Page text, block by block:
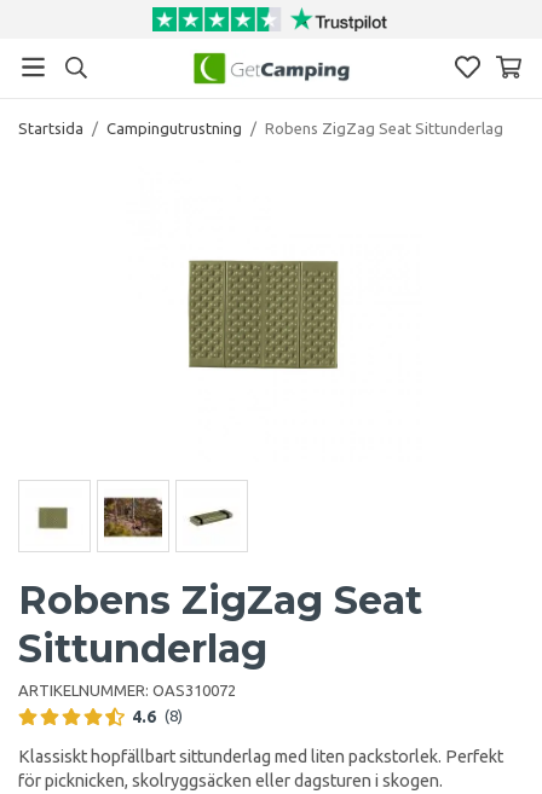
Startsida / Campingutrustning / Robens ZigZag Seat Sittunderlag
Robens ZigZag Seat
Sittunderlag
ARTIKELNUMMER: OAS310072
4.6 (8)
Klassiskt hopfällbart sittunderlag med liten packstorlek. Perfekt
för picknicken, skolryggsäcken eller dagsturen i skogen.